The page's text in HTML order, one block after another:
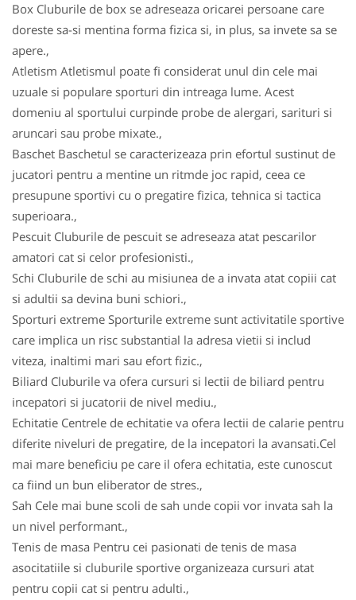
Box Cluburile de box se adreseaza oricarei persoane care
doreste sa-si mentina forma fizica si, in plus, sa invete sa se
apere.,
Atletism Atletismul poate fi considerat unul din cele mai
uzuale si populare sporturi din intreaga lume. Acest
domeniu al sportului curpinde probe de alergari, sarituri si
aruncari sau probe mixate.,
Baschet Baschetul se caracterizeaza prin efortul sustinut de
jucatori pentru a mentine un ritmde joc rapid, ceea ce
presupune sportivi cu o pregatire fizica, tehnica si tactica
superioara.,
Pescuit Cluburile de pescuit se adreseaza atat pescarilor
amatori cat si celor profesionisti.,
Schi Cluburile de schi au misiunea de a invata atat copiii cat
si adultii sa devina buni schiori.,
Sporturi extreme Sporturile extreme sunt activitatile sportive
care implica un risc substantial la adresa vietii si includ
viteza, inaltimi mari sau efort fizic.,
Biliard Cluburile va ofera cursuri si lectii de biliard pentru
incepatori si jucatorii de nivel mediu.,
Echitatie Centrele de echitatie va ofera lectii de calarie pentru
diferite niveluri de pregatire, de la incepatori la avansati.Cel
mai mare beneficiu pe care il ofera echitatia, este cunoscut
ca fiind un bun eliberator de stres.,
Sah Cele mai bune scoli de sah unde copii vor invata sah la
un nivel performant.,
Tenis de masa Pentru cei pasionati de tenis de masa
asocitatiile si cluburile sportive organizeaza cursuri atat
pentru copii cat si pentru adulti.,